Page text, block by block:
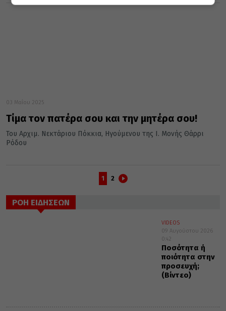
03 Μαΐου 2025
Τίμα τον πατέρα σου και την μητέρα σου!
Του Αρχιμ. Νεκτάριου Πόκκια, Ηγούμενου της Ι. Μονής Θάρρι
Ρόδου
1 2
ΡΟΗ ΕΙΔΗΣΕΩΝ
VIDEOS
09 Αυγούστου 2026
0:42
Ποσότητα ή
ποιότητα στην
προσευχή;
(Βίντεο)